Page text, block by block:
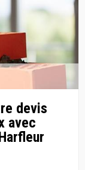
devis
avec